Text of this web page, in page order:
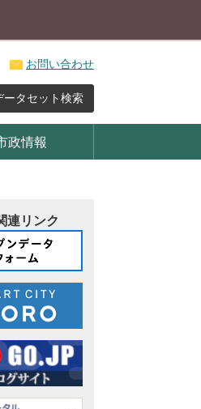
お問い合わせ
ータセット検索
政情報
連リンク